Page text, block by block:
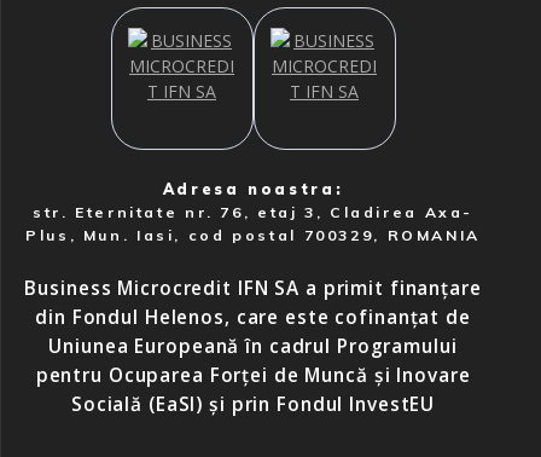
Adresa noastra:
str. Eternitate nr. 76, etaj 3, Cladirea Axa-
Plus, Mun. Iasi, cod postal 700329, ROMANIA
Business Microcredit IFN SA a primit finanțare
din Fondul Helenos, care este cofinanțat de
Uniunea Europeană în cadrul Programului
pentru Ocuparea Forței de Muncă și Inovare
Socială (EaSI) și prin Fondul InvestEU